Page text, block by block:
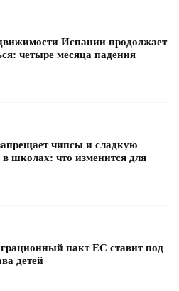
Испании продолжает
четыре месяца падения
чипсы и сладкую
в школах: что изменится для
пакт ЕС ставит под
детей